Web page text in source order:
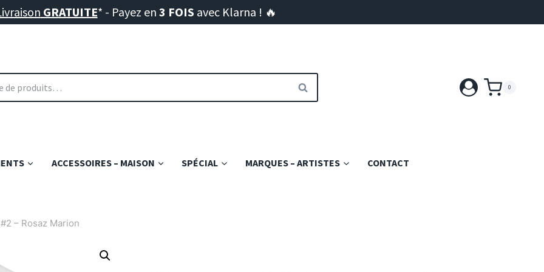
GRATUITE* - Payez en 3 FOIS avec Klarna ! 🔥
RECHERCHE 0
ACCESSOIRES – MAISON SPÉCIAL MARQUES – ARTISTES CONTACT
– Rosaz Marion